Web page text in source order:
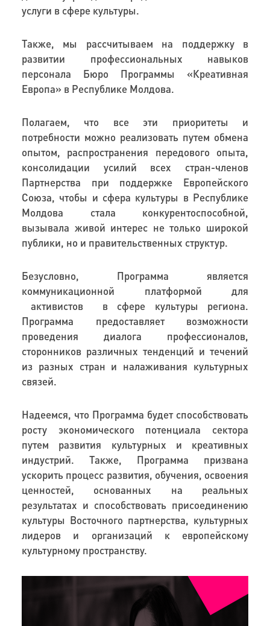
услуги в сфере культуры.
Также, мы рассчитываем на поддержку в
развитии профессиональных навыков
персонала Бюро Программы «Креативная
Европа» в Республике Молдова.
Полагаем, что все эти приоритеты и
потребности можно реализовать путем обмена
опытом, распространения передового опыта,
консолидации усилий всех стран-членов
Партнерства при поддержке Европейского
Союза, чтобы и сфера культуры в Республике
Молдова стала конкурентоспособной,
вызывала живой интерес не только широкой
публики, но и правительственных структур.
Безусловно, Программа является
коммуникационной платформой для
активистов в сфере культуры региона.
Программа предоставляет возможности
проведения диалога профессионалов,
сторонников различных тенденций и течений
из разных стран и налаживания культурных
связей.
Надеемся, что Программа будет способствовать
росту экономического потенциала сектора
путем развития культурных и креативных
индустрий. Также, Программа призвана
ускорить процесс развития, обучения, освоения
ценностей, основанных на реальных
результатах и способствовать присоединению
культуры Восточного партнерства, культурных
лидеров и организаций к европейскому
культурному пространству.